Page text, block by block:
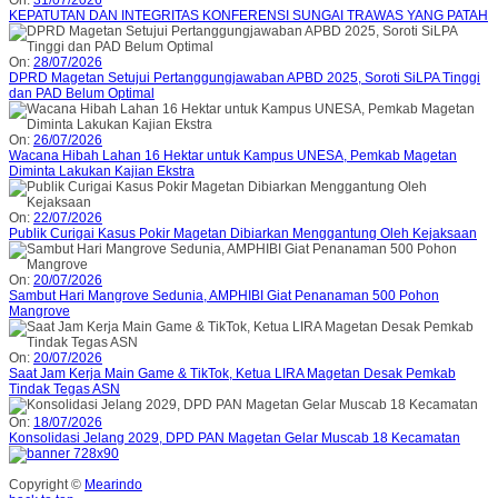
KEPATUTAN DAN INTEGRITAS KONFERENSI SUNGAI TRAWAS YANG PATAH
On: 28/07/2026
DPRD Magetan Setujui Pertanggungjawaban APBD 2025, Soroti SiLPA Tinggi
dan PAD Belum Optimal
On: 26/07/2026
Wacana Hibah Lahan 16 Hektar untuk Kampus UNESA, Pemkab Magetan
Diminta Lakukan Kajian Ekstra
On: 22/07/2026
Publik Curigai Kasus Pokir Magetan Dibiarkan Menggantung Oleh Kejaksaan
On: 20/07/2026
Sambut Hari Mangrove Sedunia, AMPHIBI Giat Penanaman 500 Pohon
Mangrove
On: 20/07/2026
Saat Jam Kerja Main Game & TikTok, Ketua LIRA Magetan Desak Pemkab
Tindak Tegas ASN
On: 18/07/2026
Konsolidasi Jelang 2029, DPD PAN Magetan Gelar Muscab 18 Kecamatan
Copyright © Mearindo